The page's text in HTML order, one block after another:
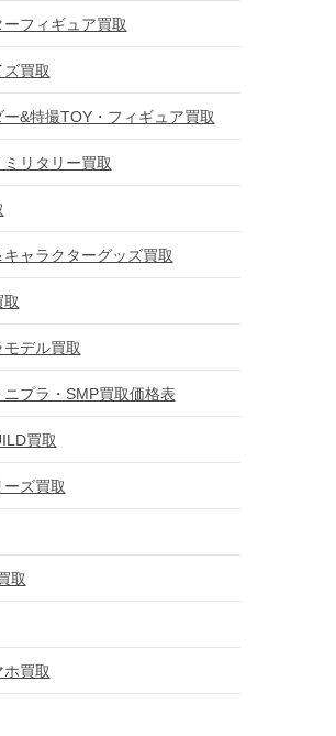
フィギュア買取
買取
&特撮TOY・フィギュア買取
リタリー買取
キャラクターグッズ買取
デル買取
ニプラ・SMP買取価格表
買取
ズ買取
取
買取